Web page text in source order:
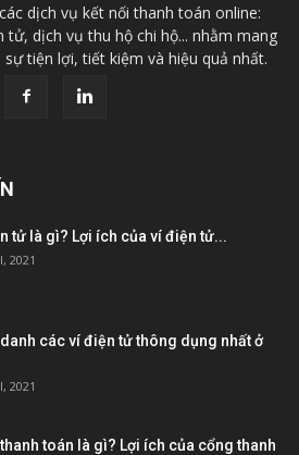
dịch vụ kết nối thanh toán online:
tử, dịch vụ thu hộ chi hộ... nhằm mang
tiện lợi, tiết kiệm và hiệu quả nhất.
tử là gì? Lợi ích của ví điện tử...
2021
các ví điện tử thông dụng nhất ở
2021
toán là gì? Lợi ích của cổng thanh